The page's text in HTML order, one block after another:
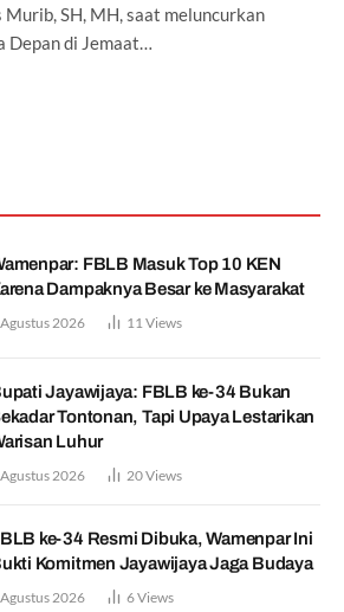
SH, MH, saat meluncurkan
Depan di Jemaat…
FBLB Masuk Top 10 KEN
Dampaknya Besar ke Masyarakat
2026 11Views
Jayawijaya: FBLB ke-34 Bukan
Tontonan, Tapi Upaya Lestarikan
Luhur
2026 20Views
ke-34 Resmi Dibuka, Wamenpar Ini
Komitmen Jayawijaya Jaga Budaya
2026 6Views